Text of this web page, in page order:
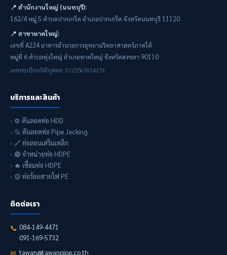
📍 สำนักงานใหญ่ (นนทบุรี):
162/4 หมู่ 5 ตำบลปากเกร็ด อำเภอปากเกร็ด จังหวัดนนทบุรี 11120
📍 สาขาหาดใหญ่:
เลขที่ A234 อาคารอำนวยการอุทยานวิทยาศาสตร์ภาคใต้
หมู่ที่ 6 ตำบลทุ่งใหญ่ อำเภอหาดใหญ่ จังหวัดสงขลา 90110
เลขทะเบียนนิติบุคคล: 0125567034279
บริการและสินค้า
⚙️ ดันลอดท่อ HDD
🔩 ดันลอดท่อ Pipe Jacking
🔗 ท่อลอนเสริมเหล็ก
🔵 จำหน่ายท่อ HDPE
🔥 เชื่อมท่อ HDPE
🟡 ท่อร้อยสายไฟ PE
ติดต่อเรา
📞 084-149-4471
091-169-5732
✉ tawan@tawanpipe.co.th